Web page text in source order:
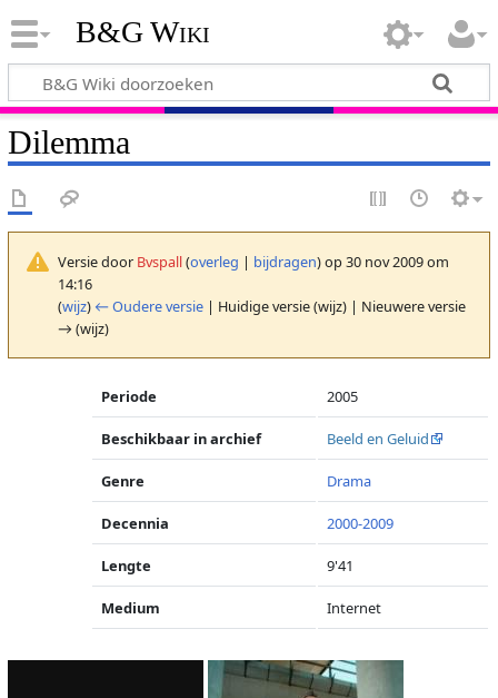
B&G Wiki
Dilemma
Versie door Bvspall(overleg | bijdragen)op 30 nov 2009 om
14:16
(wijz) ← Oudere versie| Huidige versie (wijz) | Nieuwere versie
→ (wijz)
Periode 2005
Beschikbaar in archief Beeld en Geluid
Genre Drama
Decennia 2000-2009
Lengte 9'41
Medium Internet